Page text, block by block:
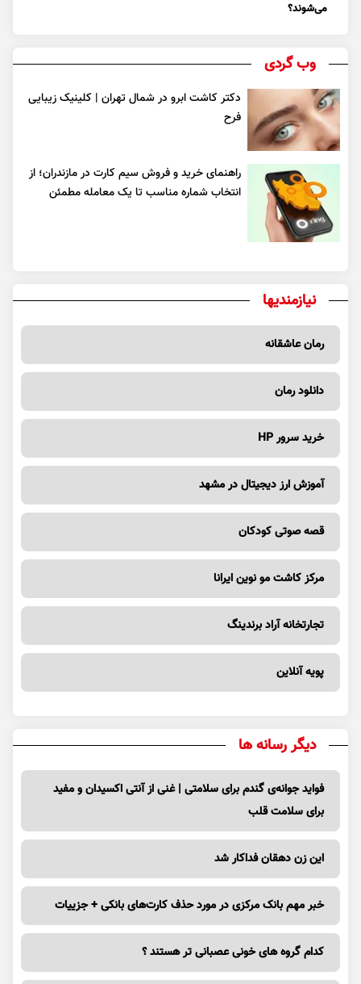
می‌شوند؟
وب گردی
دکتر کاشت ابرو در شمال تهران | کلینیک زیبایی
فرح
راهنمای خرید و فروش سیم کارت در مازندران؛ از
انتخاب شماره مناسب تا یک معامله مطمئن
نیازمندیها
رمان عاشقانه
دانلود رمان
خرید سرور HP
آموزش ارز دیجیتال در مشهد
قصه صوتی کودکان
مرکز کاشت مو نوین ایرانا
تجارتخانه آراد برندینگ
پویه آنلاین
دیگر رسانه ها
فواید جوانه‌ی گندم برای سلامتی | غنی از آنتی اکسیدان و مفید
برای سلامت قلب
این زن دهقان فداکار شد
خبر مهم بانک مرکزی در مورد حذف کارت‌های بانکی + جزییات
کدام گروه های خونی عصبانی تر هستند ؟